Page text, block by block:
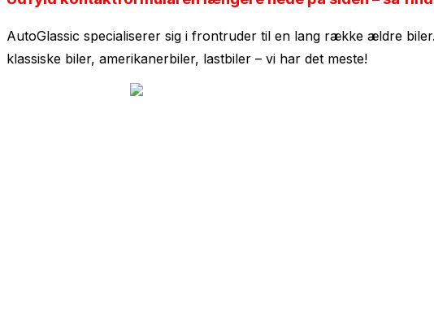
AutoGlassic specialiserer sig i frontruder til en lang række ældre
klassiske biler, amerikanerbiler, lastbiler – vi har det meste!